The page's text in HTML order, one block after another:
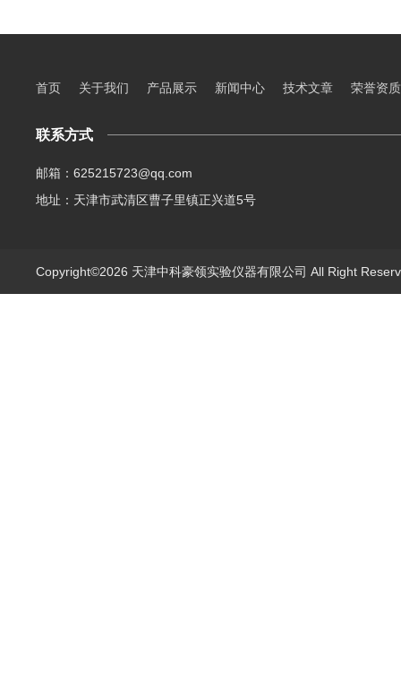
首页 关于我们 产品展示 新闻中心 技术文章 荣誉资质
联系方式
邮箱：625215723@qq.com
地址：天津市武清区曹子里镇正兴道5号
Copyright©2026 天津中科豪领实验仪器有限公司 All Right